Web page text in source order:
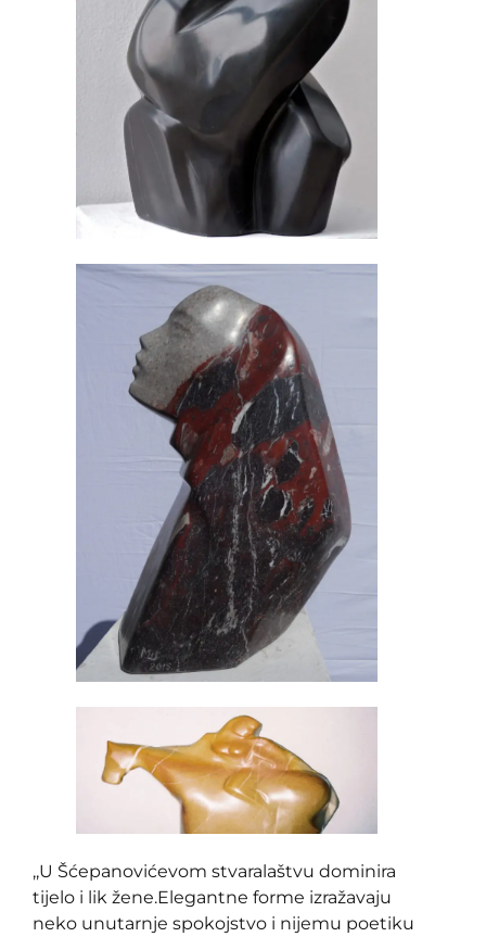
,,U Šćepanovićevom stvaralaštvu dominira
tijelo i lik žene.Elegantne forme izražavaju
neko unutarnje spokojstvo i nijemu poetiku